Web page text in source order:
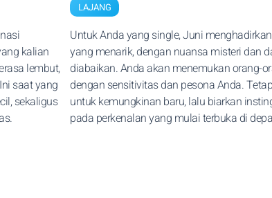
kalian
lembut,
saat yang
sekaligus
LAJANG
Untuk Anda yang single, Juni
yang menarik, dengan nuansa misteri dan
diabaikan. Anda akan menemukan orang-
dengan sensitivitas dan pesona Anda.
untuk kemungkinan baru, lalu biarkan
pada perkenalan yang mulai terbuka di